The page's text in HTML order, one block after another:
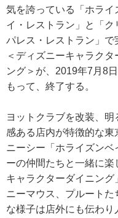
気を誇っている「ホライ
イ・レストラン」と「ク
パレス・レストラン」で
＜ディズニーキャラクタ
ング＞が、2019年7月8
もって、終了する。
ヨットクラブを改装、明
感ある店内が特徴的な東
ニーシー「ホライズン
ーの仲間たちと一緒に
キャラクターダイニング
ニーマウス、プルート
な様子は店外にも伝わ